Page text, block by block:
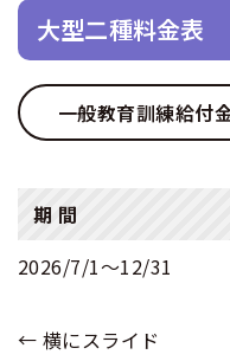
まるわかり！合宿免許Q
大型二種料金表
一般教育訓練給付
期 間
2026/7/1〜12/31